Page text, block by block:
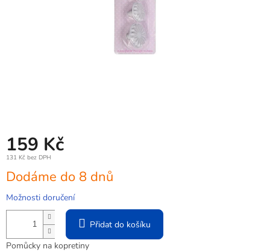
159 Kč
131 Kč bez DPH
Měrná
cena:
Dodáme do 8 dnů
Možnosti doručení
Přidat do košíku
Pomůcky na kopretiny